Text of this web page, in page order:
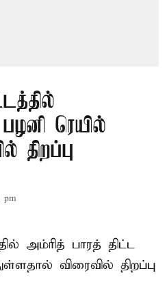
பழனி ரெயில்
திறப்பு
pm
அம்ரித் பாரத் திட்ட
விரைவில் திறப்பு